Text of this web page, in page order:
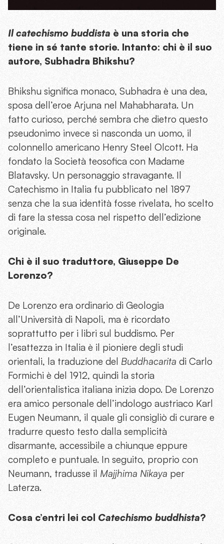
Il catechismo buddista è una storia che
tiene in sé tante storie. Intanto: chi è il suo
autore, Subhadra Bhikshu?
Bhikshu significa monaco, Subhadra è una dea,
sposa dell’eroe Arjuna nel Mahabharata. Un
fatto curioso, perché sembra che dietro questo
pseudonimo invece si nasconda un uomo, il
colonnello americano Henry Steel Olcott. Ha
fondato la Società teosofica con Madame
Blatavsky. Un personaggio stravagante. Il
Catechismo in Italia fu pubblicato nel 1897
senza che la sua identità fosse rivelata, ho scelto
di fare la stessa cosa nel rispetto dell’edizione
originale.
Chi è il suo traduttore, Giuseppe De
Lorenzo?
De Lorenzo era ordinario di Geologia
all’Università di Napoli, ma è ricordato
soprattutto per i libri sul buddismo. Per
l’esattezza in Italia è il pioniere degli studi
orientali, la traduzione del Buddhacarita di Carlo
Formichi è del 1912, quindi la storia
dell’orientalistica italiana inizia dopo. De Lorenzo
era amico personale dell’indologo austriaco Karl
Eugen Neumann, il quale gli consigliò di curare e
tradurre questo testo dalla semplicità
disarmante, accessibile a chiunque eppure
completo e puntuale. In seguito, proprio con
Neumann, tradusse il Majjhima Nikaya per
Laterza.
Cosa c’entri lei col Catechismo buddhista?